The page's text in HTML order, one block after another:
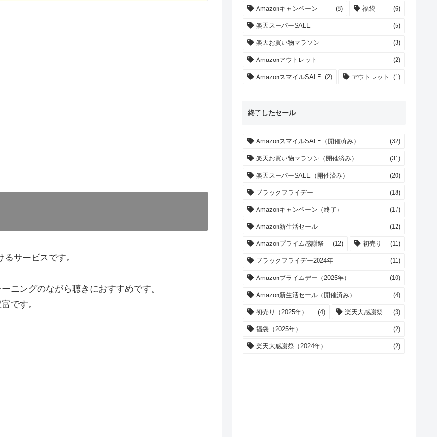
サービスです。
ニングのながら聴きにおすすめです。
です。
Amazonキャンペーン (8) 福袋 (6)
楽天スーパーSALE (5)
楽天お買い物マラソン (3)
Amazonアウトレット (2)
AmazonスマイルSALE (2) アウトレット (1)
終了したセール
AmazonスマイルSALE（開催済み） (32)
楽天お買い物マラソン（開催済み） (31)
楽天スーパーSALE（開催済み） (20)
ブラックフライデー (18)
Amazonキャンペーン（終了） (17)
Amazon新生活セール (12)
Amazonプライム感謝祭 (12) 初売り (11)
ブラックフライデー2024年 (11)
Amazonプライムデー（2025年） (10)
Amazon新生活セール（開催済み） (4)
初売り（2025年） (4) 楽天大感謝祭 (3)
福袋（2025年） (2)
楽天大感謝祭（2024年） (2)